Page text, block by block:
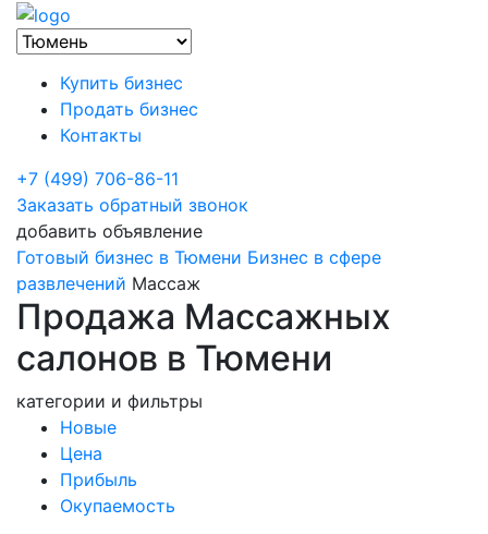
Купить бизнес
Продать бизнес
Контакты
+7 (499) 706-86-11
Заказать обратный звонок
добавить объявление
Готовый бизнес в Тюмени Бизнес в сфере
развлечений Массаж
Продажа Массажных
салонов в Тюмени
категории и фильтры
Новые
Цена
Прибыль
Окупаемость